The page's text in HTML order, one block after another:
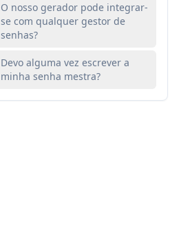
O nosso gerador pode integrar-
se com qualquer gestor de
senhas?
Devo alguma vez escrever a
minha senha mestra?